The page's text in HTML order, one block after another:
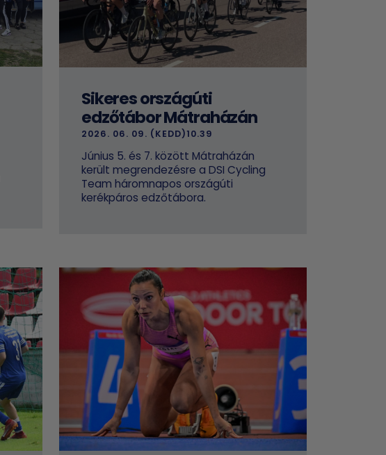
Sikeres országúti
edzőtábor Mátraházán
2026. 06. 09. (KEDD)10.39
Június 5. és 7. között Mátraházán
került megrendezésre a DSI Cycling
Team háromnapos országúti
kerékpáros edzőtábora.